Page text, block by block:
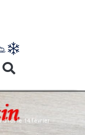
d’ici le 14 février